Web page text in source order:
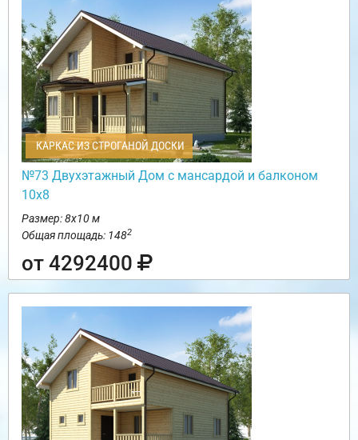
КАРКАС ИЗ СТРОГАНОЙ ДОСКИ
№73 Двухэтажный Дом с мансардой и балконом
10х8
Размер: 8х10 м
Общая площадь: 1482
от 4292400